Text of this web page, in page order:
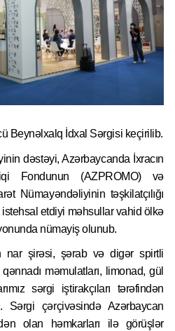
Beynəlxalq İdxal Sərgisi keçirilib.
dəstəyi, Azərbaycanda İxracın
Fondunun (AZPROMO) və
Nümayəndəliyinin təşkilatçılığı
etdiyi məhsullar vahid ölkə
nümayiş olunub.
nar şirəsi, şərab və digər spirtli
məmulatları, limonad, gül
sərgi iştirakçıları tərəfindən
Sərgi çərçivəsində Azərbaycan
olan həmkarları ilə görüşlər